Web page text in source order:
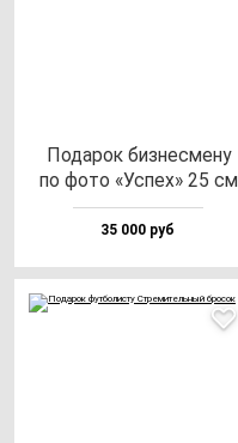
Пода­рок биз­нес­ме­ну
по фо­то «Успех» 25 см
35 000 руб